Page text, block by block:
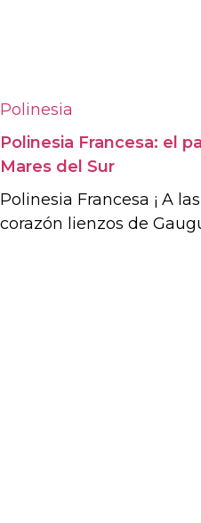
Polinesia
Polinesia Francesa: el
Mares del Sur
Polinesia Francesa ¡ A
corazón lienzos de